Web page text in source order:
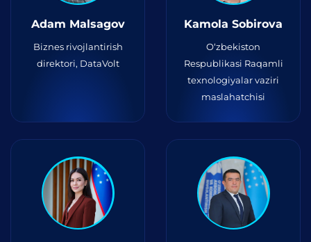
Adam Malsagov
Biznes rivojlantirish
direktori, DataVolt
Kamola Sobirova
O‘zbekiston
Respublikasi Raqamli
texnologiyalar vaziri
maslahatchisi